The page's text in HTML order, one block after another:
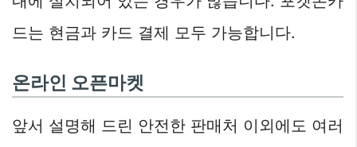
드는 현금과 카드 결제 모두 가능합니다.
온라인 오픈마켓
앞서 설명해 드린 안전한 판매처 이외에도 여러